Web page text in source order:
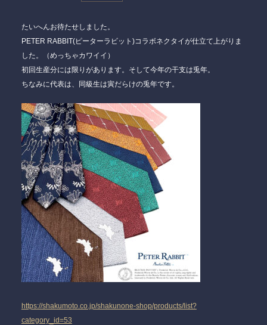
たいへんお待たせしました。
PETER RABBIT(ピーターラビット)コラボネクタイが仕立て上がりま
した。（めっちゃカワイイ）
初回生産分には限りがあります。そして今年の干支は兎年。
ちなみに代表は、同級生は寅だらけの兎年です。
https://shakumoto.co.jp/shakunone-shop/products/list?
category_id=53